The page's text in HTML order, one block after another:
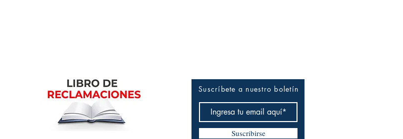
Suscríbete a nuestro boletín
Suscribirse